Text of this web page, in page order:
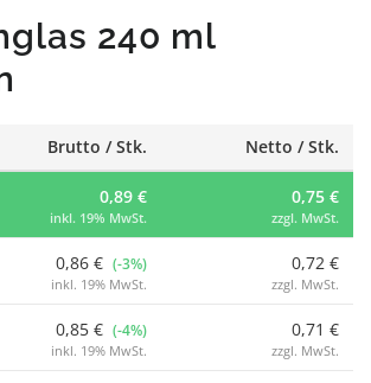
240 ml
Brutto / Stk. Netto / Stk.
0,89 €
inkl. 19% MwSt.
0,75 €
zzgl. MwSt.
0,86 € (-3%)
inkl. 19% MwSt.
0,72 €
zzgl. MwSt.
0,85 € (-4%)
inkl. 19% MwSt.
0,71 €
zzgl. MwSt.